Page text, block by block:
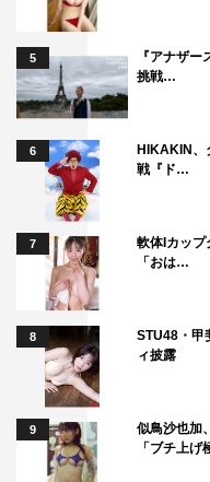
5
『アナザ
挑戦…
6
HIKAKIN、
戦『ド…
7
軟体Iカッ
「おは…
8
STU48・甲
ィ披露
9
似鳥沙也加
「ブチ上